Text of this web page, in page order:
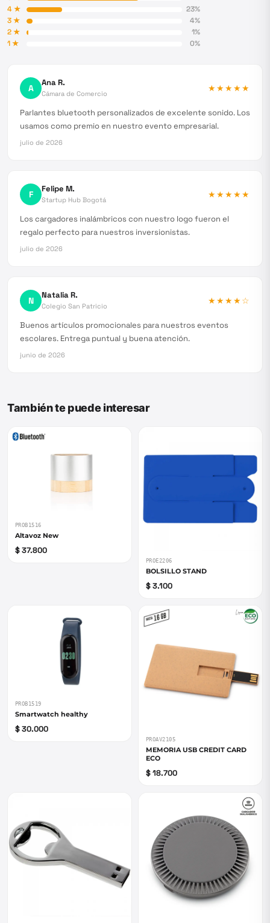
4★ 23%
3★ 4%
2★ 1%
1★ 0%
A Ana R.
Cámara de Comercio
★★★★★
Parlantes bluetooth personalizados de excelente sonido. Los
usamos como premio en nuestro evento empresarial.
julio de 2026
F Felipe M.
Startup Hub Bogotá
★★★★★
Los cargadores inalámbricos con nuestro logo fueron el
regalo perfecto para nuestros inversionistas.
julio de 2026
N Natalia R.
Colegio San Patricio
★★★★☆
Buenos artículos promocionales para nuestros eventos
escolares. Entrega puntual y buena atención.
junio de 2026
También te puede interesar
PROB1516
Altavoz New
$ 37.800
PROE2206
BOLSILLO STAND
$ 3.100
PROB1519
Smartwatch healthy
$ 30.000
PROAV2105
MEMORIA USB CREDIT CARD
ECO
$ 18.700